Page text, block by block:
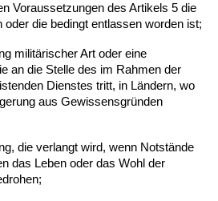
Voraussetzungen des Artikels 5 die
oder die bedingt entlassen worden ist;
militärischer Art oder eine
an die Stelle des im Rahmen der
Dienstes tritt, in Ländern, wo
aus Gewissensgründen
die verlangt wird, wenn Notstände
das Leben oder das Wohl der